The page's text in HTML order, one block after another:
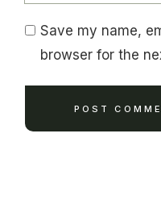
Save my name,
browser for the
POST